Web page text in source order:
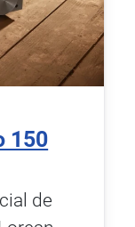
150
de